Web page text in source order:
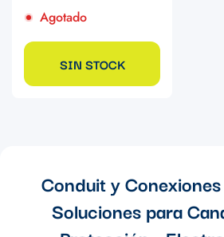
Agotado
SIN STOCK
Conduit y
Soluciones para